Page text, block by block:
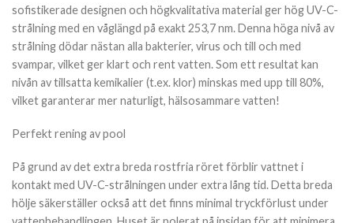
sofistikerade designen och högkvalitativa material ger hög UV-C-
strålning med en våglängd på exakt 253,7 nm. Denna höga nivå av
strålning dödar nästan alla bakterier, virus och till och med
svampar, vilket ger klart och rent vatten. Som ett resultat kan
nivån av tillsatta kemikalier (t.ex. klor) minskas med upp till 80%,
vilket garanterar mer naturligt, hälsosammare vatten!
Perfekt rening av pool
På grund av det extra breda rostfria röret förblir vattnet i
kontakt med UV-C-strålningen under extra lång tid. Detta breda
hölje säkerställer också att det finns minimal tryckförlust under